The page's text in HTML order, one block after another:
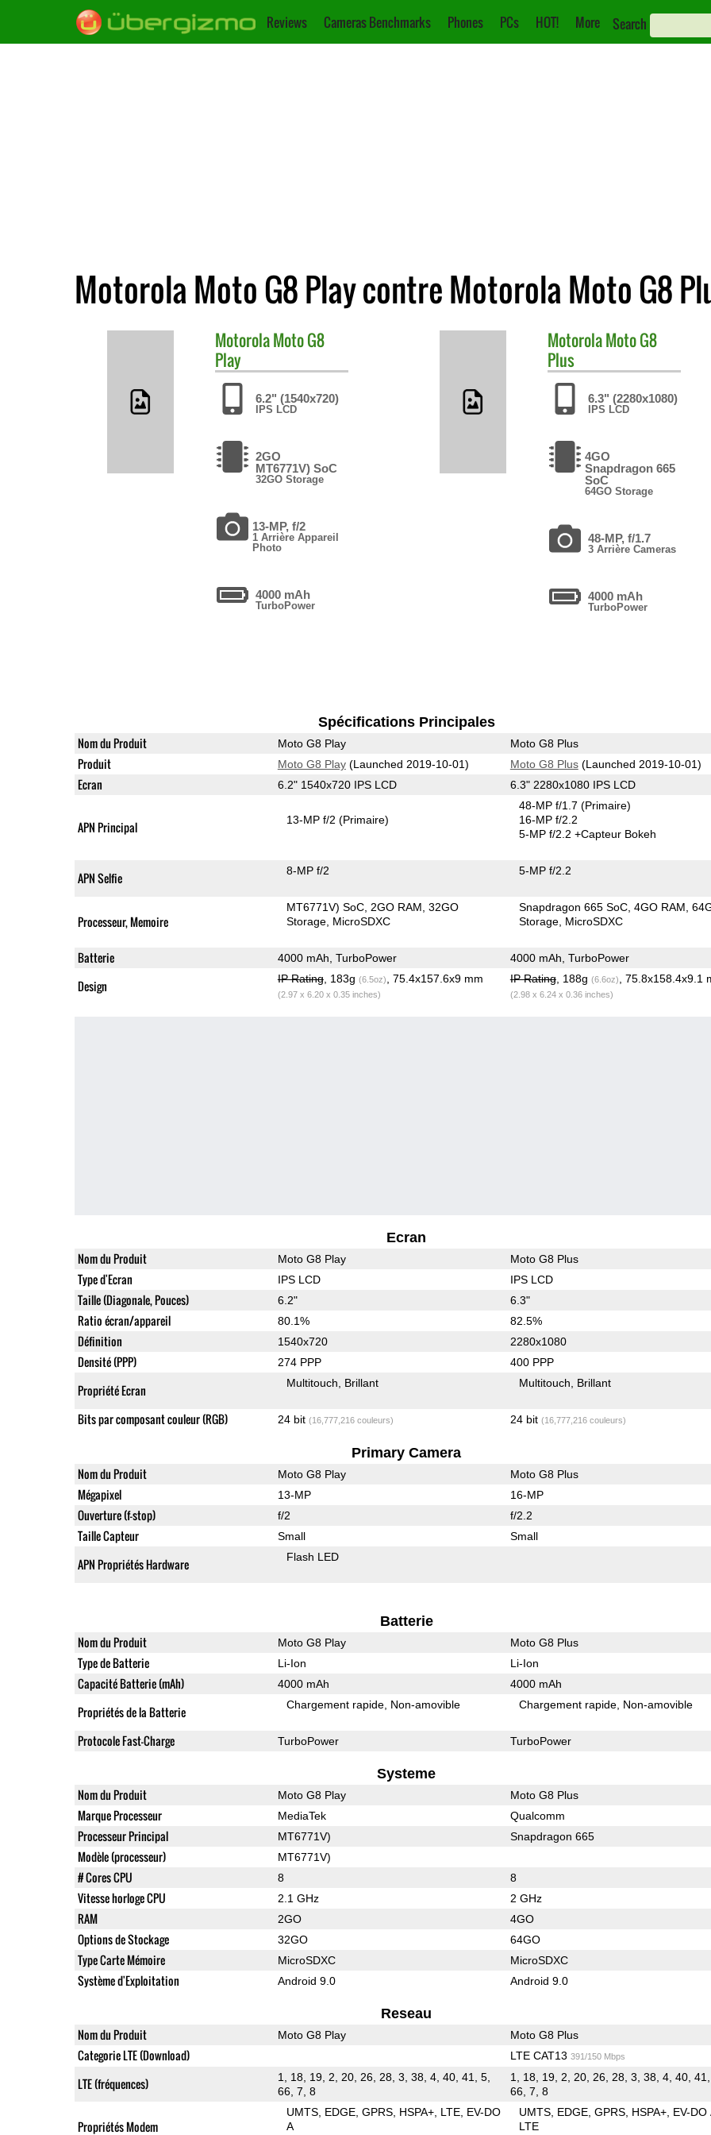
Reviews Cameras Benchmarks Phones PCs HOT! More Search
Motorola Moto G8 Play contre Motorola Moto G8
MotorolaMoto G8
Play
6.2" (1540x720)
IPS LCD
2GO
MT6771V) SoC
32GO Storage
13-MP, f/2
1 Arrière Appareil
Photo
4000 mAh
TurboPower
MotorolaMoto G8
Plus
6.3" (2280x1080)
IPS LCD
4GO
Snapdragon 665
SoC
64GO Storage
48-MP, f/1.7
3 Arrière Cameras
4000 mAh
TurboPower
Spécifications Principales
Nom du Produit Moto G8 Play Moto G8 Plus
Produit Moto G8 Play(Launched 2019-10-01) Moto G8 Plus(Launched 2019-10-01)
Ecran 6.2" 1540x720 IPS LCD 6.3" 2280x1080 IPS LCD
APN Principal 13-MP f/2(Primaire)
48-MP f/1.7(Primaire)
16-MP f/2.2
5-MP f/2.2+Capteur Bokeh
APN Selfie 8-MP f/2 5-MP f/2.2
Processeur, Memoire
MT6771V) SoC 2GO RAM 32GO
Storage MicroSDXC
Snapdragon 665 SoC 4GO RAM
Storage MicroSDXC
Batterie 4000 mAh, TurboPower 4000 mAh, TurboPower
Design IP Rating, 183g (6.5oz) , 75.4x157.6x9 mm
(2.97 x 6.20 x 0.35 inches)
IP Rating, 188g (6.6oz) , 75.8x158.4x9.1
(2.98 x 6.24 x 0.36 inches)
Ecran
Nom du Produit Moto G8 Play Moto G8 Plus
Type d'Ecran IPS LCD IPS LCD
Taille (Diagonale, Pouces) 6.2" 6.3"
Ratio écran/appareil 80.1% 82.5%
Définition 1540x720 2280x1080
Densité (PPP) 274 PPP 400 PPP
Propriété Ecran Multitouch Brillant Multitouch Brillant
Bits par composant couleur (RGB) 24 bit (16,777,216 couleurs) 24 bit (16,777,216 couleurs)
Primary Camera
Nom du Produit Moto G8 Play Moto G8 Plus
Mégapixel 13-MP 16-MP
Ouverture (f-stop) f/2 f/2.2
Taille Capteur Small Small
APN Propriétés Hardware Flash LED
Batterie
Nom du Produit Moto G8 Play Moto G8 Plus
Type de Batterie Li-Ion Li-Ion
Capacité Batterie (mAh) 4000 mAh 4000 mAh
Propriétés de la Batterie Chargement rapide Non-amovible Chargement rapide Non-amovible
Protocole Fast-Charge TurboPower TurboPower
Systeme
Nom du Produit Moto G8 Play Moto G8 Plus
Marque Processeur MediaTek Qualcomm
Processeur Principal MT6771V) Snapdragon 665
Modèle (processeur) MT6771V)
# Cores CPU 8 8
Vitesse horloge CPU 2.1 GHz 2 GHz
RAM 2GO 4GO
Options de Stockage 32GO 64GO
Type Carte Mémoire MicroSDXC MicroSDXC
Système d'Exploitation Android 9.0 Android 9.0
Reseau
Nom du Produit Moto G8 Play Moto G8 Plus
Categorie LTE (Download) LTE CAT13 391/150 Mbps
LTE (fréquences)
1, 18, 19, 2, 20, 26, 28, 3, 38, 4, 40, 41, 5,
66, 7, 8
1, 18, 19, 2, 20, 26, 28, 3, 38, 4, 40, 41,
66, 7, 8
Propriétés Modem
UMTS EDGE GPRS HSPA+ LTE EV-DO
A
UMTS EDGE GPRS HSPA+ EV-DO
LTE